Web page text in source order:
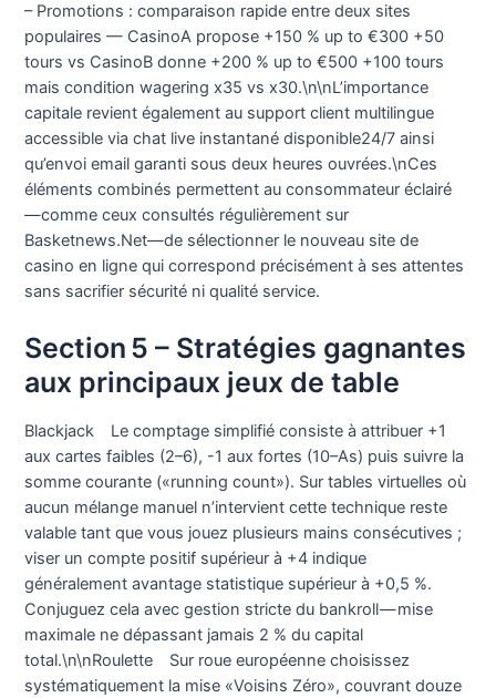
– Promotions : comparaison rapide entre deux sites
populaires — CasinoA propose +150 % up to €300 +50
tours vs CasinoB donne +200 % up to €500 +100 tours
mais condition wagering x35 vs x30.\n\nL’importance
capitale revient également au support client multilingue
accessible via chat live instantané disponible24/7 ainsi
qu’envoi email garanti sous deux heures ouvrées.\nCes
éléments combinés permettent au consommateur éclairé
—comme ceux consultés régulièrement sur
Basketnews.Net—de sélectionner le nouveau site de
casino en ligne qui correspond précisément à ses attentes
sans sacrifier sécurité ni qualité service.
Section 5 – Stratégies gagnantes
aux principaux jeux de table
Blackjack Le comptage simplifié consiste à attribuer +1
aux cartes faibles (2–6), -1 aux fortes (10–As) puis suivre la
somme courante («​running count​»). Sur tables virtuelles où
aucun mélange manuel n’intervient cette technique reste
valable tant que vous jouez plusieurs mains consécutives ;
viser un compte positif supérieur à +4 indique
généralement avantage statistique supérieur à +0,5 %.
Conjuguez cela avec gestion stricte du bankroll — mise
maximale ne dépassant jamais 2 % du capital
total.\n\nRoulette Sur roue européenne choisissez
systématiquement la mise «​Voisins Zéro​», couvrant douze